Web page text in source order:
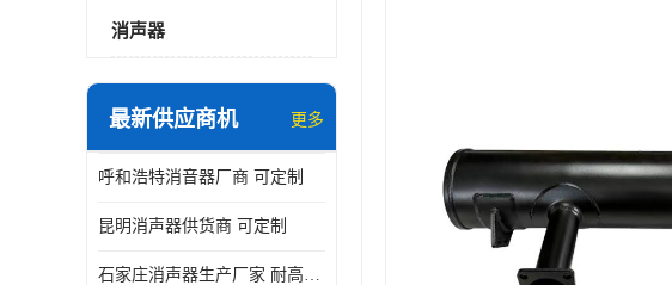
消声器
最新供应商机 更多
呼和浩特消音器厂商 可定制
昆明消声器供货商 可定制
石家庄消声器生产厂家 耐高温-尺寸可定制